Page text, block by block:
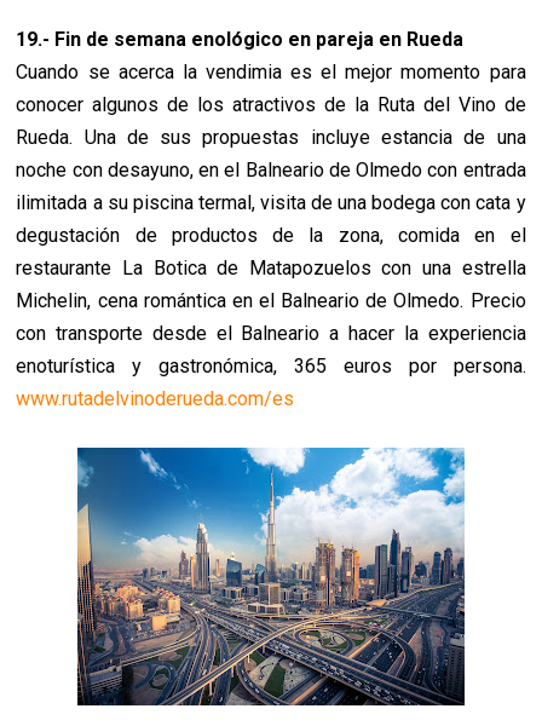
19.- Fin de semana enológico en pareja en Rueda
Cuando se acerca la vendimia es el mejor momento para
conocer algunos de los atractivos de la Ruta del Vino de
Rueda. Una de sus propuestas incluye estancia de una
noche con desayuno, en el Balneario de Olmedo con entrada
ilimitada a su piscina termal, visita de una bodega con cata y
degustación de productos de la zona, comida en el
restaurante La Botica de Matapozuelos con una estrella
Michelin, cena romántica en el Balneario de Olmedo. Precio
con transporte desde el Balneario a hacer la experiencia
enoturística y gastronómica, 365 euros por persona.
www.rutadelvinoderueda.com/es